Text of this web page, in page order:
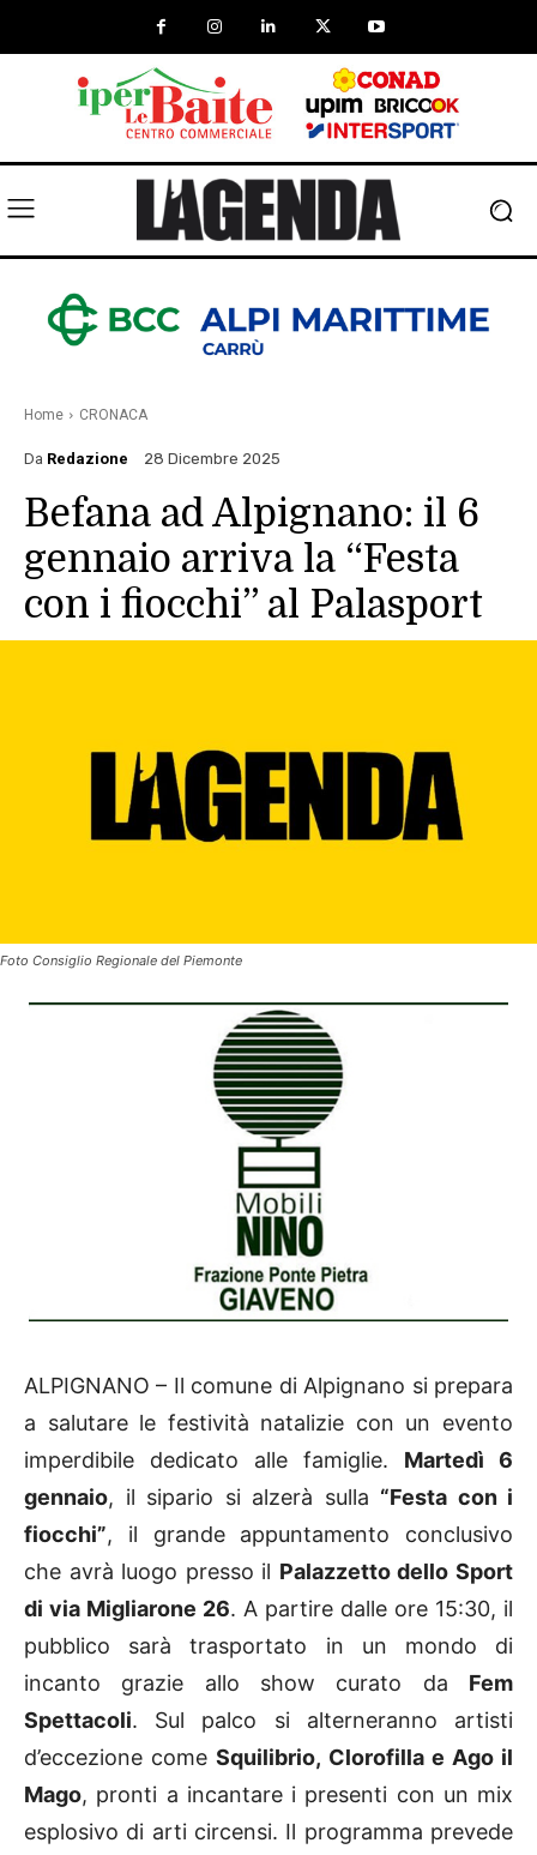
Home CRONACA
Da Redazione 28 Dicembre 2025
Befana ad Alpignano: il 6
gennaio arriva la “Festa
con i fiocchi” al Palasport
Foto Consiglio Regionale del Piemonte
ALPIGNANO – Il comune di Alpignano si prepara
a salutare le festività natalizie con un evento
imperdibile dedicato alle famiglie. Martedì 6
gennaio, il sipario si alzerà sulla “Festa con i
fiocchi”, il grande appuntamento conclusivo
che avrà luogo presso il Palazzetto dello Sport
di via Migliarone 26. A partire dalle ore 15:30, il
pubblico sarà trasportato in un mondo di
incanto grazie allo show curato da Fem
Spettacoli. Sul palco si alterneranno artisti
d’eccezione comeSquilibrio, Clorofilla e Ago il
Mago, pronti a incantare i presenti con un mix
esplosivo di arti circensi. Il programma prevede